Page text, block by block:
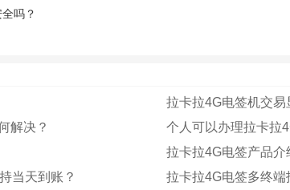
吗？
拉卡拉4G电签机交易
解决？
个人可以办理拉卡拉
拉卡拉4G电签产品介
当天到账？
拉卡拉4G电签多终端